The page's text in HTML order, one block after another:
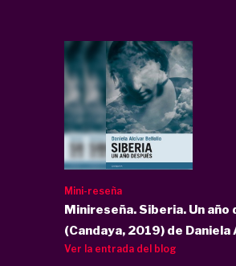
Mini-reseña
Minireseña. Siberia. Un año
(Candaya, 2019) de
Ver la entrada del blog